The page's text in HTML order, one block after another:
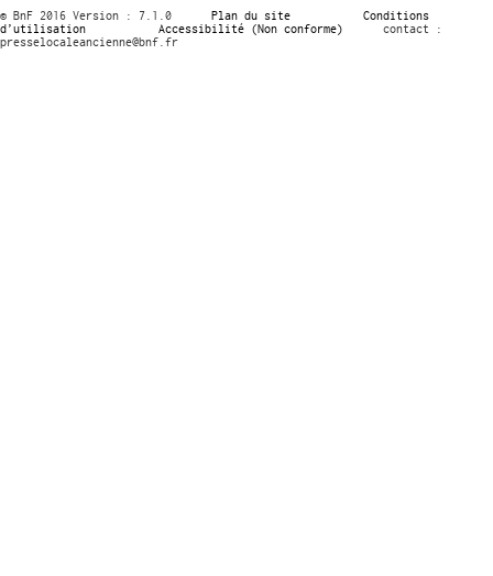
© BnF 2016 Version : 7.1.0 Plan du site
Conditions
d’utilisation
Accessibilité (Non conforme)
contact :
presselocaleancienne@bnf.fr